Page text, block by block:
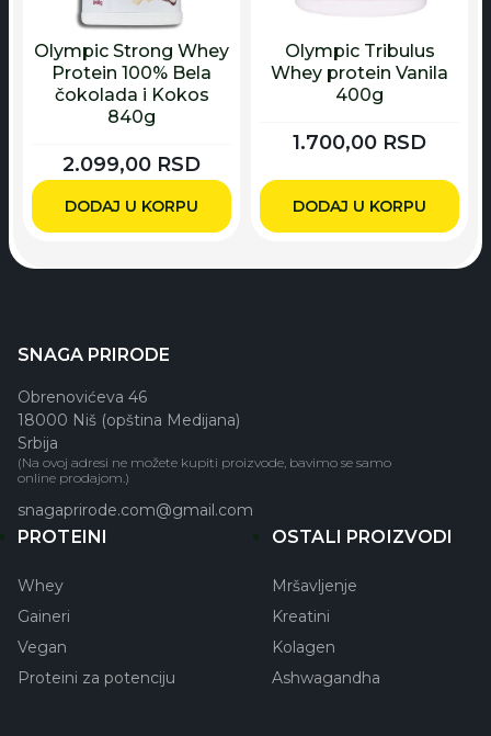
Olympic Strong Whey
Protein 100% Bela
čokolada i Kokos
840g
2.099,00 RSD
DODAJ U KORPU
Olympic Tribulus
Whey protein Vanila
400g
1.700,00 RSD
DODAJ U KORPU
SNAGA PRIRODE
Obrenovićeva 46
18000 Niš (opština Medijana)
Srbija
(Na ovoj adresi ne možete kupiti proizvode, bavimo se samo
online prodajom.)
snagaprirode.com@gmail.com
PROTEINI
Whey
Gaineri
Vegan
Proteini za potenciju
OSTALI PROIZVODI
Mršavljenje
Kreatini
Kolagen
Ashwagandha